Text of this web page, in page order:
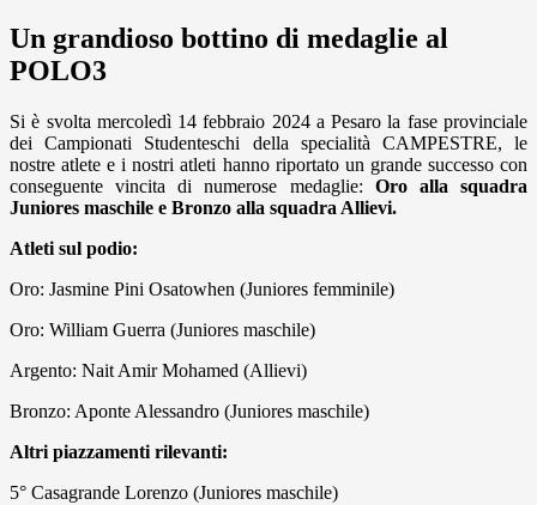
Un grandioso bottino di medaglie al
POLO3
Si è svolta mercoledì 14 febbraio 2024 a Pesaro la fase provinciale
dei Campionati Studenteschi della specialità CAMPESTRE, le
nostre atlete e i nostri atleti hanno riportato un grande successo con
conseguente vincita di numerose medaglie: Oro alla squadra
Juniores maschile e Bronzo alla squadra Allievi.
Atleti sul podio:
Oro: Jasmine Pini Osatowhen (Juniores femminile)
Oro: William Guerra (Juniores maschile)
Argento: Nait Amir Mohamed (Allievi)
Bronzo: Aponte Alessandro (Juniores maschile)
Altri piazzamenti rilevanti:
5° Casagrande Lorenzo (Juniores maschile)